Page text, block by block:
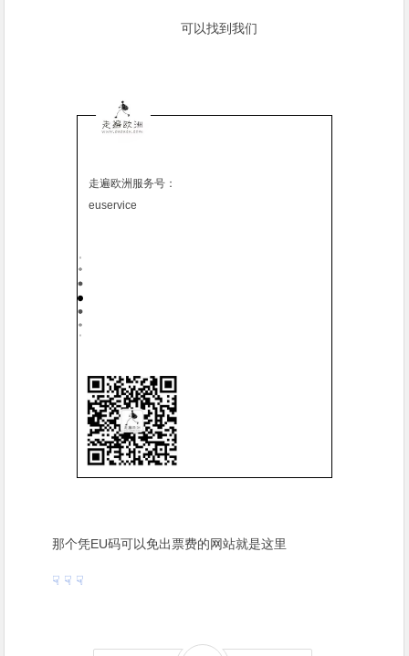
可以找到我们
走遍欧洲服务号：
euservice
那个凭EU码可以免出票费的网站就是这里
☟ ☟ ☟